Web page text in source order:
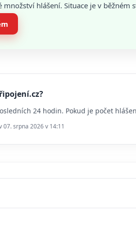
množství hlášení. Situace je v běžném
24 hodin. Pokud je počet
07. srpna 2026 v 14:11